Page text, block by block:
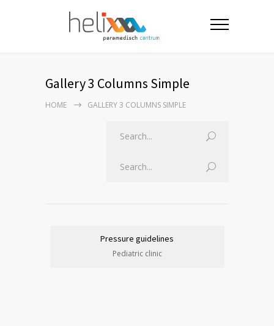
Gallery 3 Columns Simple
HOME GALLERY 3 COLUMNS SIMPLE
Pressure guidelines
Pediatric clinic